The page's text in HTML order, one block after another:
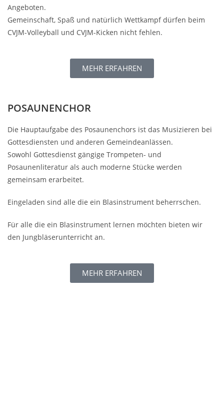
Angeboten.
Gemeinschaft, Spaß und natürlich Wettkampf dürfen beim
CVJM-Volleyball und CVJM-Kicken nicht fehlen.
MEHR ERFAHREN
POSAUNENCHOR
Die Hauptaufgabe des Posaunenchors ist das Musizieren bei
Gottesdiensten und anderen Gemeindeanlässen.
Sowohl Gottesdienst gängige Trompeten- und
Posaunenliteratur als auch moderne Stücke werden
gemeinsam erarbeitet.
Eingeladen sind alle die ein Blasinstrument beherrschen.
Für alle die ein Blasinstrument lernen möchten bieten wir
den Jungbläserunterricht an.
MEHR ERFAHREN